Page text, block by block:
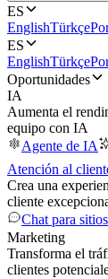
ES
EnglishTürkçe
ES
EnglishTürkçe
Oportunidades
IA
Aumenta el
equipo con IA
Agente de IA
Atención al
Crea una
cliente
Chat para sitios
Marketing
Transforma el
clientes